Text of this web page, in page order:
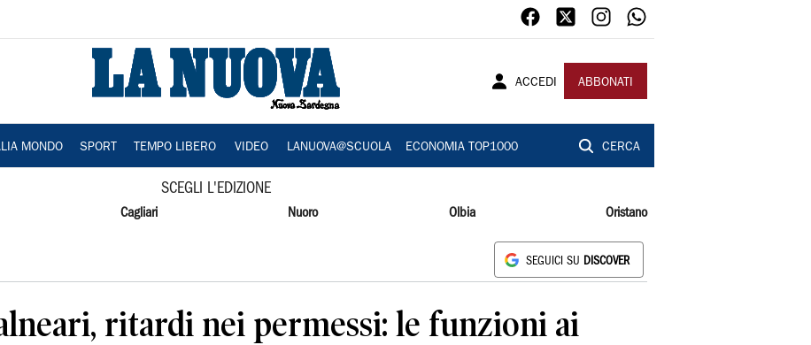
ACCEDI ABBONATI
MONDO SPORT TEMPO LIBERO VIDEO LANUOVA@SCUOLA ECONOMIA TOP1000 CERCA
SCEGLI L'EDIZIONE
Cagliari Nuoro Olbia Oristano
SEGUICI SU DISCOVER
ritardi nei permessi: le funzioni ai